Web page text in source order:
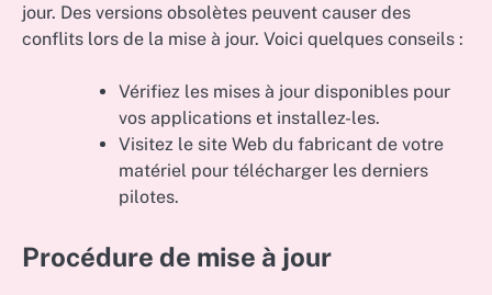
jour. Des versions obsolètes peuvent causer des
conflits lors de la mise à jour. Voici quelques conseils :
Vérifiez les mises à jour disponibles pour
vos applications et installez-les.
Visitez le site Web du fabricant de votre
matériel pour télécharger les derniers
pilotes.
Procédure de mise à jour